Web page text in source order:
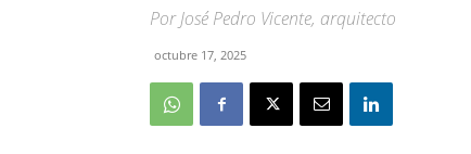
Por José Pedro Vicente, arquitecto
octubre 17, 2025